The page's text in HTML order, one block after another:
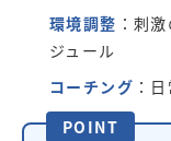
環境調整 ：刺
ジュール
コーチング ：
POINT